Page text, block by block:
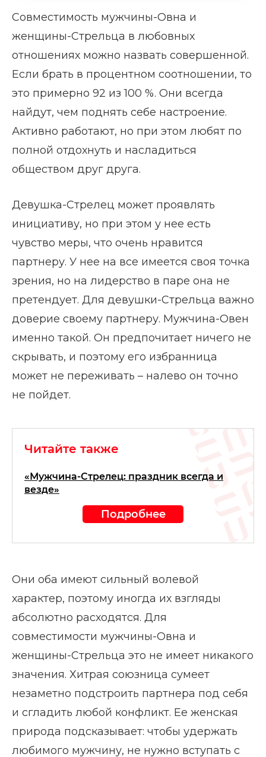
Совместимость мужчины-Овна и
женщины-Стрельца в любовных
отношениях можно назвать совершенной.
Если брать в процентном соотношении, то
это примерно 92 из 100 %. Они всегда
найдут, чем поднять себе настроение.
Активно работают, но при этом любят по
полной отдохнуть и насладиться
обществом друг друга.
Девушка-Стрелец может проявлять
инициативу, но при этом у нее есть
чувство меры, что очень нравится
партнеру. У нее на все имеется своя точка
зрения, но на лидерство в паре она не
претендует. Для девушки-Стрельца важно
доверие своему партнеру. Мужчина-Овен
именно такой. Он предпочитает ничего не
скрывать, и поэтому его избранница
может не переживать – налево он точно
не пойдет.
Читайте также
«Мужчина-Стрелец: праздник всегда и
везде»
Подробнее
Они оба имеют сильный волевой
характер, поэтому иногда их взгляды
абсолютно расходятся. Для
совместимости мужчины-Овна и
женщины-Стрельца это не имеет никакого
значения. Хитрая союзница сумеет
незаметно подстроить партнера под себя
и сгладить любой конфликт. Ее женская
природа подсказывает: чтобы удержать
любимого мужчину, не нужно вступать с